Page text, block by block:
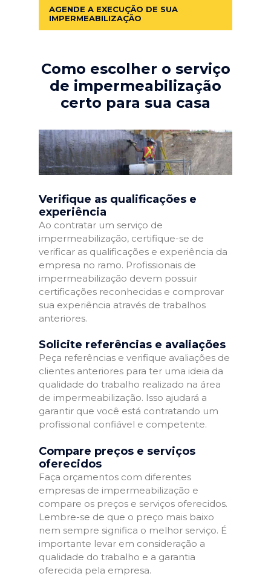
AGENDE A EXECUÇÃO DE SUA
IMPERMEABILIZAÇÃO
Como escolher o serviço
de impermeabilização
certo para sua casa
Verifique as qualificações e
experiência
Ao contratar um serviço de
impermeabilização, certifique-se de
verificar as qualificações e experiência da
empresa no ramo. Profissionais de
impermeabilização devem possuir
certificações reconhecidas e comprovar
sua experiência através de trabalhos
anteriores.
Solicite referências e avaliações
Peça referências e verifique avaliações de
clientes anteriores para ter uma ideia da
qualidade do trabalho realizado na área
de impermeabilização. Isso ajudará a
garantir que você está contratando um
profissional confiável e competente.
Compare preços e serviços
oferecidos
Faça orçamentos com diferentes
empresas de impermeabilização e
compare os preços e serviços oferecidos.
Lembre-se de que o preço mais baixo
nem sempre significa o melhor serviço. É
importante levar em consideração a
qualidade do trabalho e a garantia
oferecida pela empresa.